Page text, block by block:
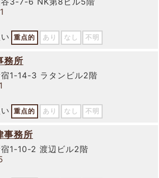
重点的 あり なし 不明
務所
1-14-3 ラタンビル2階
重点的 あり なし 不明
事務所
1-10-2 渡辺ビル2階